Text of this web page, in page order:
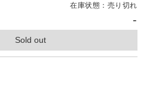
在庫状態：売り切れ
-
Sold out